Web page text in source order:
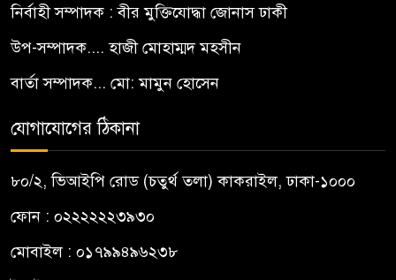
নির্বাহী সম্পাদক : বীর মুক্তিযোদ্ধা জোনাস ঢাকী
উপ-সম্পাদক.... হাজী মোহাম্মদ মহসীন
বার্তা সম্পাদক... মো: মামুন হোসেন
যোগাযোগের ঠিকানা
৮০/২, ভিআইপি রোড (চতুর্থ তলা) কাকরাইল, ঢাকা-১০০০
ফোন : ০২২২২২২৩৯৩০
মোবাইল : ০১৭৯৯৪৯৬২৩৮